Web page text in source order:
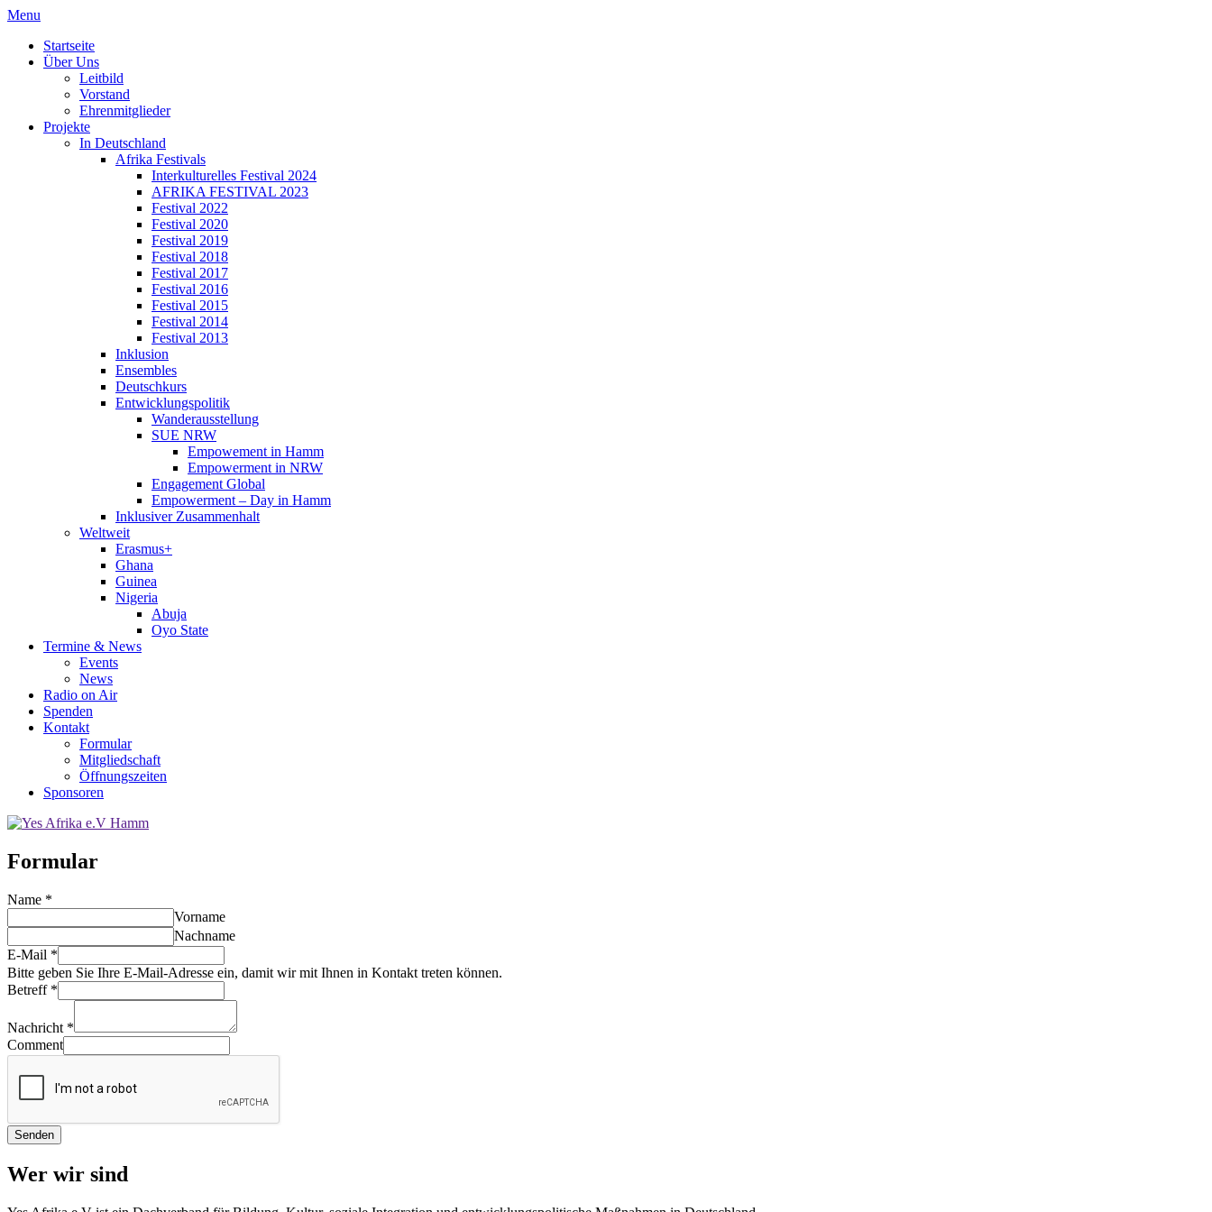
Menu
Startseite
Über Uns
Leitbild
Vorstand
Ehrenmitglieder
Projekte
In Deutschland
Afrika Festivals
Interkulturelles Festival 2024
AFRIKA FESTIVAL 2023
Festival 2022
Festival 2020
Festival 2019
Festival 2018
Festival 2017
Festival 2016
Festival 2015
Festival 2014
Festival 2013
Inklusion
Ensembles
Deutschkurs
Entwicklungspolitik
Wanderausstellung
SUE NRW
Empowement in Hamm
Empowerment in NRW
Engagement Global
Empowerment – Day in Hamm
Inklusiver Zusammenhalt
Weltweit
Erasmus+
Ghana
Guinea
Nigeria
Abuja
Oyo State
Termine & News
Events
News
Radio on Air
Spenden
Kontakt
Formular
Mitgliedschaft
Öffnungszeiten
Sponsoren
Formular
Name *
Vorname
Nachname
E-Mail *
Bitte geben Sie Ihre E-Mail-Adresse ein, damit wir mit Ihnen in Kontakt treten können.
Betreff *
Nachricht *
Comment
Senden
Wer wir sind